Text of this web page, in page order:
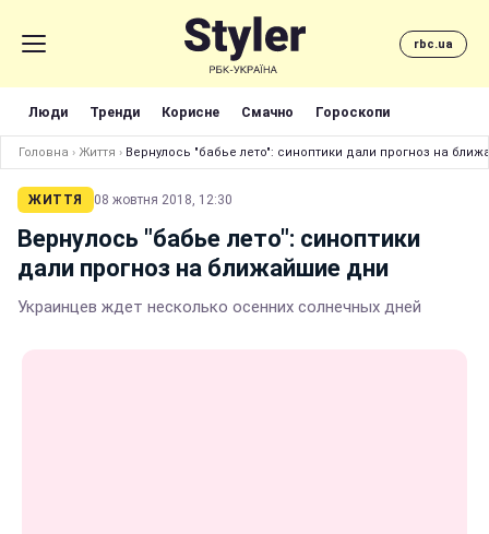
rbc.ua
Люди Тренди Корисне Смачно Гороскопи
Головна › Життя › Вернулось "бабье лето": синоптики дали прогноз на
ЖИТТЯ 08 жовтня 2018, 12:30
Вернулось "бабье лето": синоптики
дали прогноз на ближайшие дни
Украинцев ждет несколько осенних солнечных дней